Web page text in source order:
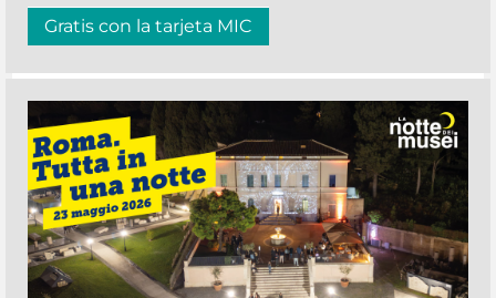
Gratis con la tarjeta MIC